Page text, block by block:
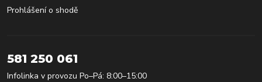
Prohlášení o shodě
581 250 061
Infolinka v provozu Po–Pá: 8:00–15:00